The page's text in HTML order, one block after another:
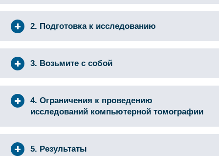
2. Подготовка к исследованию
3. Возьмите с собой
4. Ограничения к проведению
исследований компьютерной томографии
5. Результаты